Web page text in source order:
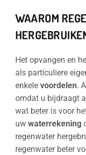
WAAROM
Het opvangen en
als particuliere
enkele voordelen.
omdat u bijdraagt
wat beter is voor
uw waterrekening
regenwater
regenwater beter